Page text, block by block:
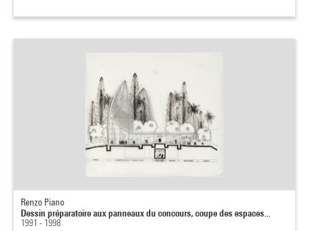
Renzo Piano
Dessin préparatoire aux panneaux du concours, coupe des espaces...
1991 - 1998